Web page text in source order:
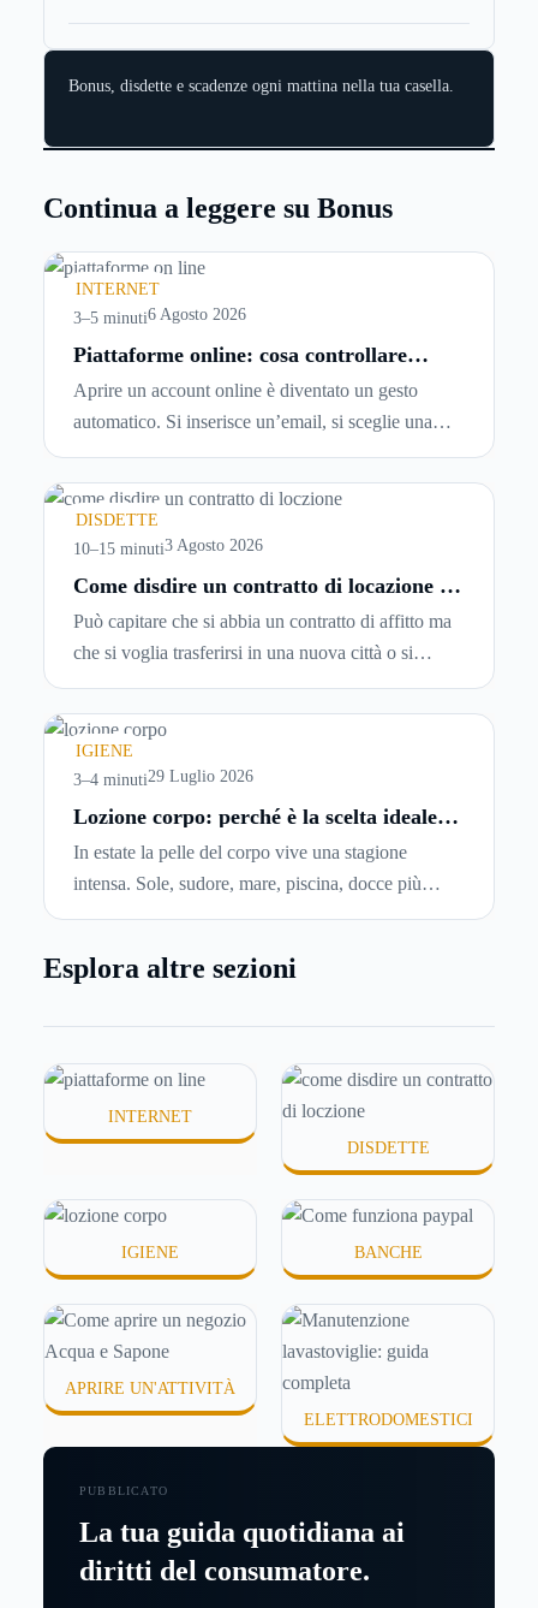
Bonus, disdette e scadenze ogni mattina nella tua casella.
Continua a leggere su Bonus
INTERNET
3–5 minuti6 Agosto 2026
Piattaforme online: cosa controllare
prima di iscriversi e usare servizi in
tempo reale
Aprire un account online è diventato un gesto
automatico. Si inserisce un’email, si sceglie una
password, si accetta una serie di condizioni senza
leggerle davvero. Tutto avviene in pochi minuti,
spesso senza che ci si fermi a capire dove si sta
entrando.
DISDETTE
10–15 minuti3 Agosto 2026
Come disdire un contratto di locazione in
modo corretto ed efficace
Può capitare che si abbia un contratto di affitto ma
che si voglia trasferirsi in una nuova città o si
abbiano problemi a pagare il canone, per cui si
comincia a cercare un’altra abitazione: è legittimo
chiedersi se è possibile
locazioneprima che scada. In questa guida
capiremo come inviare la disdetta per un contratto
IGIENE
3–4 minuti29 Luglio 2026
Lozione corpo: perché è la scelta ideale
In estate la pelle del corpo vive una stagione
intensa. Sole, sudore, mare, piscina, docce più
frequenti e aria condizionata possono renderla
meno confortevole. Eppure, proprio nei mesi caldi,
o difficili da assorbire.
Esplora altre sezioni
INTERNET
DISDETTE
IGIENE BANCHE
APRIRE UN'ATTIVITÀ
ELETTRODOMESTICI
PUBBLICATO
La tua guida quotidiana ai
diritti del consumatore.